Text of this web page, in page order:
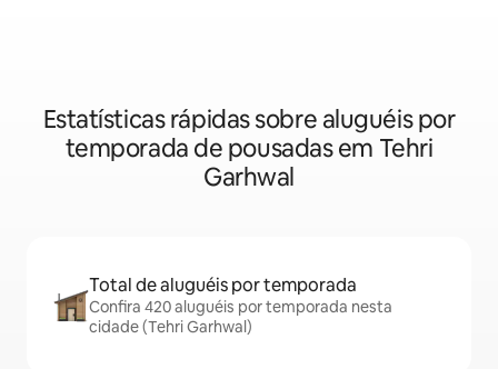
Estatísticas rápidas sobre aluguéis por
temporada de pousadas em Tehri
Garhwal
Total de aluguéis por temporada
Confira 420 aluguéis por temporada nesta
cidade (Tehri Garhwal)